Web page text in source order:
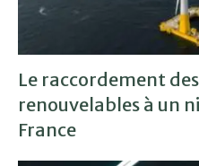
Le raccordement
renouvelables à un
France